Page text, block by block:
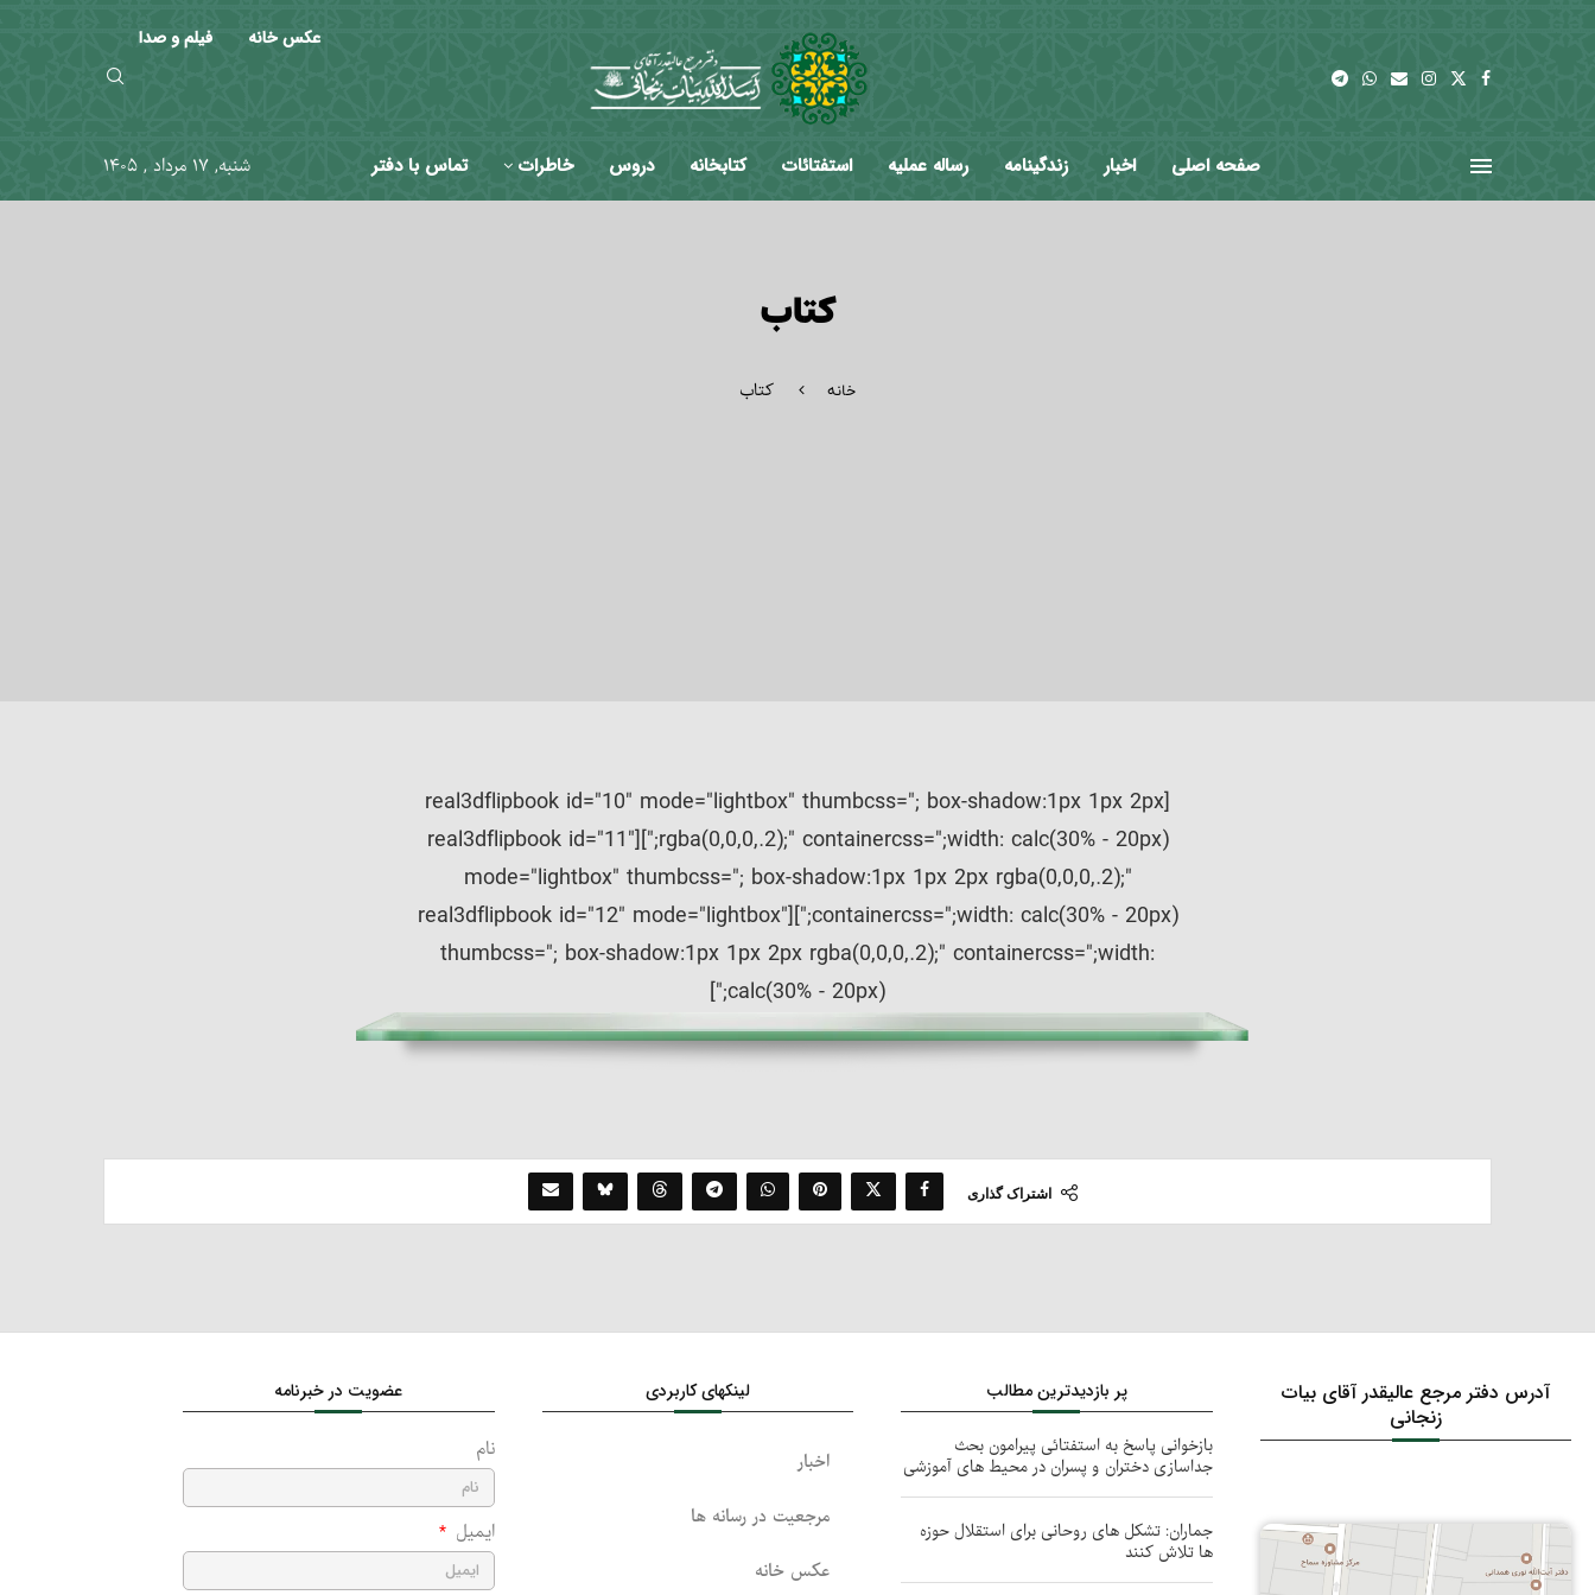
عکس خانه فیلم و صدا
صفحه اصلی اخبار زندگینامه رساله عملیه استفتائات کتابخانه دروس خاطرات تماس با دفتر شنبه, ۱۷ مرداد , ۱۴۰۵
کتاب
خانه کتاب
[real3dflipbook id="10" mode="lightbox" thumbcss="; box-shadow:1px 1px 2px
rgba(0,0,0,.2);" containercss=";width: calc(30% - 20px);"][real3dflipbook id="11"
mode="lightbox" thumbcss="; box-shadow:1px 1px 2px rgba(0,0,0,.2);"
containercss=";width: calc(30% - 20px);"][real3dflipbook id="12" mode="lightbox"
thumbcss="; box-shadow:1px 1px 2px rgba(0,0,0,.2);" containercss=";width:
calc(30% - 20px);"]
اشتراک گذاری
آدرس دفتر مرجع عالیقدر آقای بیات
زنجانی
پر بازدیدترین مطالب
بازخوانی پاسخ به استفتائی پیرامون بحث
جداسازی دختران و پسران در محیط های آموزشی
جماران: تشکل های روحانی برای استقلال حوزه
ها تلاش کنند
لینکهای کاربردی
اخبار
مرجعیت در رسانه ها
عکس خانه
عضویت در خبرنامه
نام
ایمیل